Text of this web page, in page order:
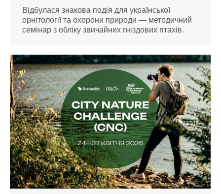
Відбулася знакова подія для української
орнітології та охорони природи — методичний
семінар з обліку звичайних гніздових птахів.